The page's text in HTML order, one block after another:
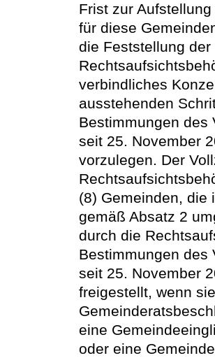
Frist zur
für diese
die Feststellung
verbindliches
ausstehenden
Bestimmungen des
seit 25. November
vorzulegen. Der
(8) Gemeinden, die
gemäß Absatz 2
durch die
Bestimmungen des
seit 25. November
freigestellt, wenn
eine
oder eine